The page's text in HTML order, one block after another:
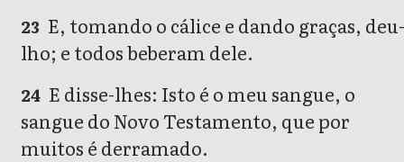
23 E, tomando o cálice e dando graças,
lho; e todos beberam dele.
24 E disse-lhes: Isto é o meu sangue, o
sangue do Novo Testamento, que por
muitos é derramado.